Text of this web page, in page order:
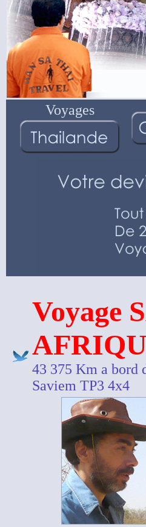
Voyages
Voyage
43 375 Km a bord
Saviem TP3 4x4